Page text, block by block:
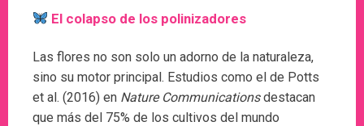
El colapso de los polinizadores
Las flores no son solo un adorno de la naturaleza,
sino su motor principal. Estudios como el de Potts
et al. (2016) en Nature Communicationsdestacan
que más del 75% de los cultivos del mundo